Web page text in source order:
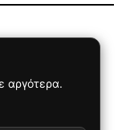
αργότερα.